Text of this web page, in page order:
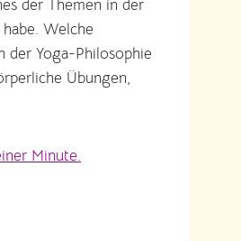
der Themen in der
Welche
der Yoga-Philosophie
Übungen,
Minute.